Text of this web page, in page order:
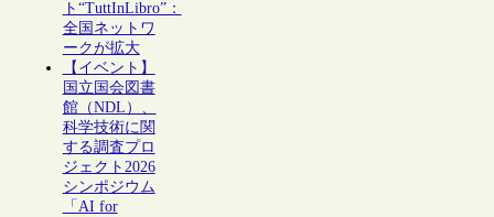
ト“TuttInLibro”：
全国ネットワ
ークが拡大
【イベント】
国立国会図書
館（NDL）、
科学技術に関
する調査プロ
ジェクト2026
シンポジウム
「AI for